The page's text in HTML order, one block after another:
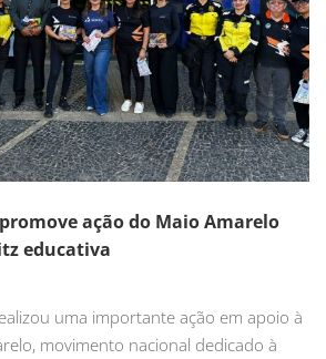
ação do Maio Amarelo
educativa
uma importante ação em apoio à
movimento nacional dedicado à